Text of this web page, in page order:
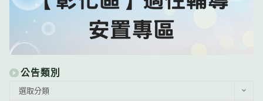
公告類別
選取分類